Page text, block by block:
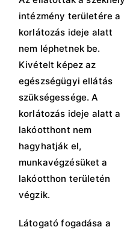
intézmény területére a
korlátozás ideje alatt
nem léphetnek be.
Kivételt képez az
egészségügyi ellátás
szükségessége. A
korlátozás ideje alatt a
lakóotthont nem
hagyhatják el,
munkavégzésüket a
lakóotthon területén
végzik.
Látogató fogadása a